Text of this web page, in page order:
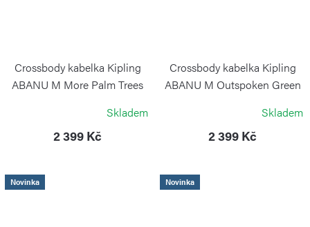
Crossbody kabelka Kipling
ABANU M More Palm Trees
Skladem
2 399 Kč
Crossbody kabelka Kipling
ABANU M Outspoken Green
Skladem
2 399 Kč
Novinka Novinka